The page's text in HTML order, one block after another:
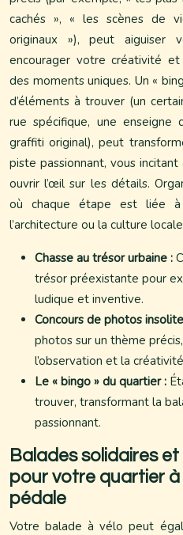
cachés », « les scènes de
originaux »), peut aiguiser
encourager votre créativité
des moments uniques. Un «
d’éléments à trouver (un
rue spécifique, une enseigne
graffiti original), peut
piste passionnant, vous
ouvrir l’œil sur les détails.
où chaque étape est liée à
l’architecture ou la culture
Chasse au trésor urbaine :
trésor préexistante pour
ludique et inventive.
Concours de photos
photos sur un thème
l’observation et la
Le « bingo » du quartier :
trouver, transformant la
passionnant.
Balades solidaires
pour votre quartier
pédale
Votre balade à vélo peut